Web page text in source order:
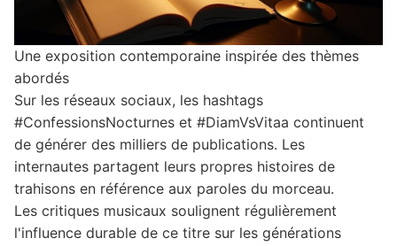
Une exposition contemporaine inspirée des thèmes
abordés
Sur les réseaux sociaux, les hashtags
#ConfessionsNocturnes et #DiamVsVitaa continuent
de générer des milliers de publications. Les
internautes partagent leurs propres histoires de
trahisons en référence aux paroles du morceau.
Les critiques musicaux soulignent régulièrement
l'influence durable de ce titre sur les générations